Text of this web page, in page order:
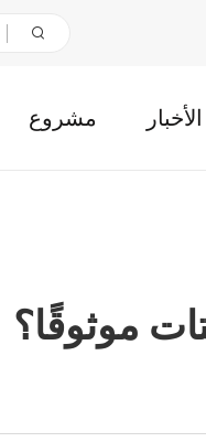
الأخبار مشروع
موثوقًا؟